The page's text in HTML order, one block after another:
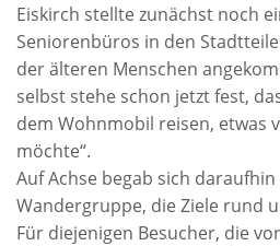
Eiskirch stellte zunächst noch
Seniorenbüros in den
der älteren Menschen
selbst stehe schon jetzt fest,
dem Wohnmobil reisen, etwas
möchte“.
Auf Achse begab sich
Wandergruppe, die Ziele rund
Für diejenigen Besucher, die